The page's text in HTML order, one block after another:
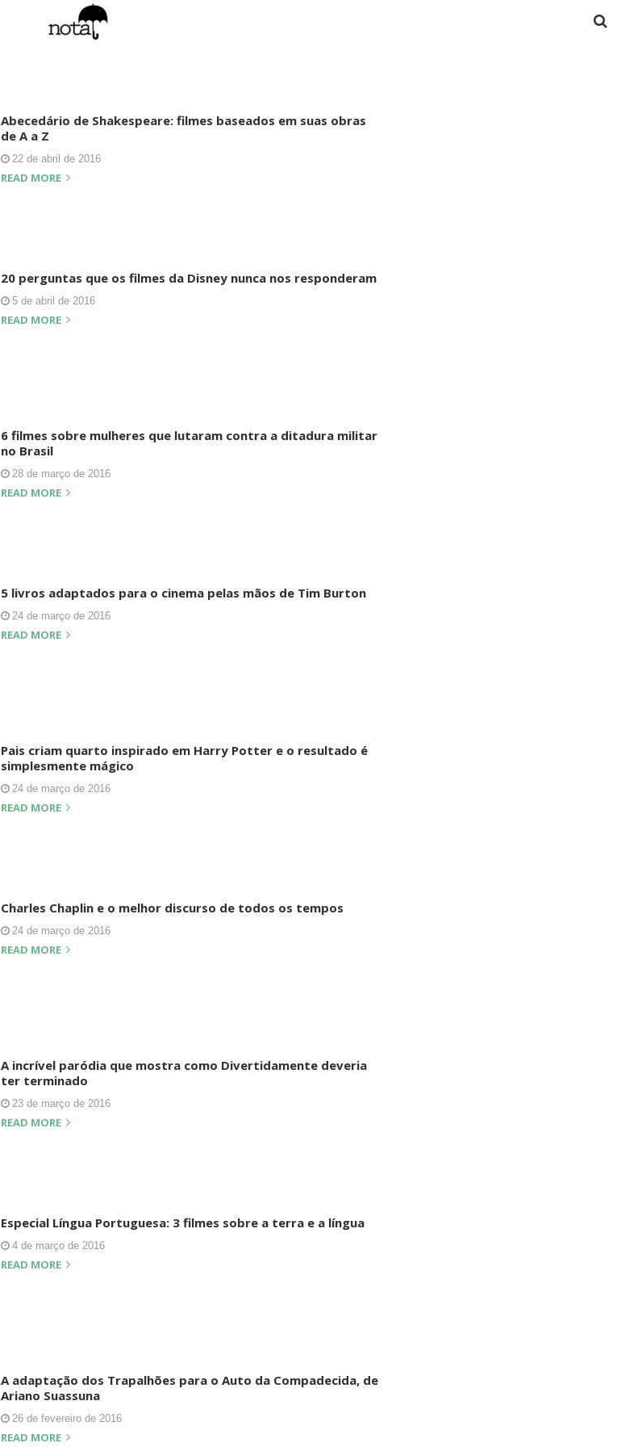
Abecedário de Shakespeare: filmes baseados em suas obras
de A a Z
22 de abril de 2016
READ MORE
20 perguntas que os filmes da Disney nunca nos responderam
5 de abril de 2016
READ MORE
6 filmes sobre mulheres que lutaram contra a ditadura militar
no Brasil
28 de março de 2016
READ MORE
5 livros adaptados para o cinema pelas mãos de Tim Burton
24 de março de 2016
READ MORE
Pais criam quarto inspirado em Harry Potter e o resultado é
simplesmente mágico
24 de março de 2016
READ MORE
Charles Chaplin e o melhor discurso de todos os tempos
24 de março de 2016
READ MORE
A incrível paródia que mostra como Divertidamente deveria
ter terminado
23 de março de 2016
READ MORE
Especial Língua Portuguesa: 3 filmes sobre a terra e a língua
4 de março de 2016
READ MORE
A adaptação dos Trapalhões para o Auto da Compadecida, de
Ariano Suassuna
26 de fevereiro de 2016
READ MORE